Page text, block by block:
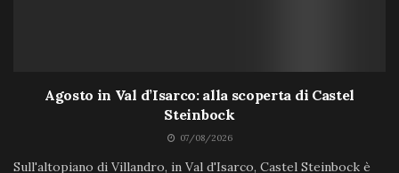
Agosto in Val d’Isarco: alla scoperta di Castel
Steinbock
07/08/2026
Sull'altopiano di Villandro, in Val d'Isarco, Castel Steinbock è